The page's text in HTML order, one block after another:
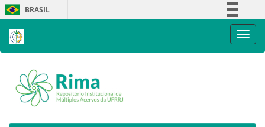
Skip
navigation
BRASIL